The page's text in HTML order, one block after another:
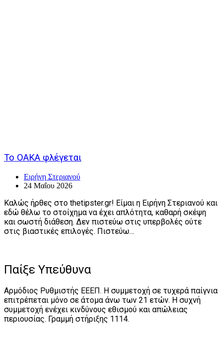
Το ΟΑΚΑ φλέγεται
Ειρήνη Στεριανού
24 Μαΐου 2026
Καλώς ήρθες στο thetipster.gr! Είμαι η Ειρήνη Στεριανού και
εδώ θέλω το στοίχημα να έχει απλότητα, καθαρή σκέψη
και σωστή διάθεση. Δεν πιστεύω στις υπερβολές ούτε
στις βιαστικές επιλογές. Πιστεύω…
Παίξε Υπεύθυνα
Αρμόδιος Ρυθμιστής ΕΕΕΠ. Η συμμετοχή σε τυχερά παίγνια
επιτρέπεται μόνο σε άτομα άνω των 21 ετών. Η συχνή
συμμετοχή ενέχει κινδύνους εθισμού και απώλειας
περιουσίας. Γραμμή στήριξης 1114.